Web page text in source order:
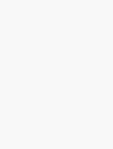
offres augmentées
L'Agence de